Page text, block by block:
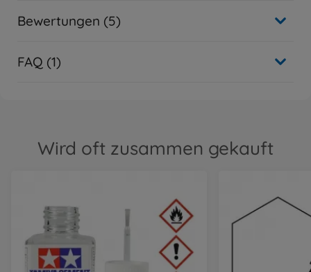
Bewertungen (5)
FAQ (1)
Wird oft zusammen gekauft